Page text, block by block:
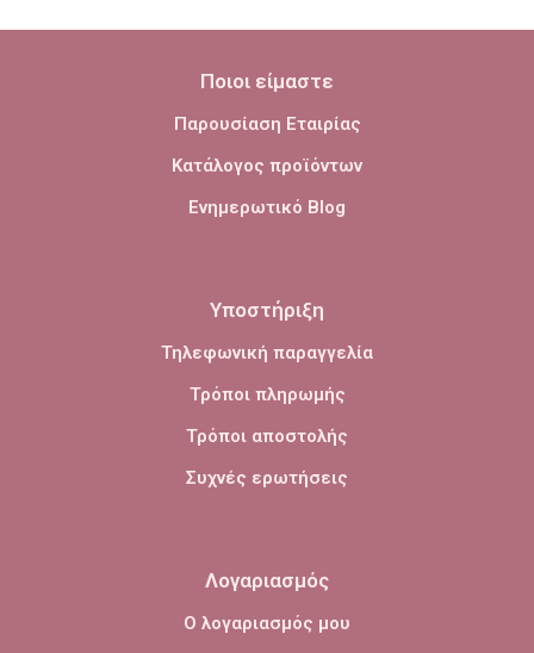
Ποιοι είμαστε
Παρουσίαση Εταιρίας
Κατάλογος προϊόντων
Ενημερωτικό Blog
Υποστήριξη
Τηλεφωνική παραγγελία
Τρόποι πληρωμής
Τρόποι αποστολής
Συχνές ερωτήσεις
Λογαριασμός
Ο λογαριασμός μου